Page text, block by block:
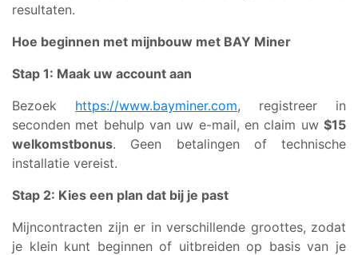
resultaten.
Hoe beginnen met mijnbouw met BAY Miner
Stap 1: Maak uw account aan
Bezoek https://www.bayminer.com, registreer in
seconden met behulp van uw e-mail, en claim uw $15
welkomstbonus. Geen betalingen of technische
installatie vereist.
Stap 2: Kies een plan dat bij je past
Mijncontracten zijn er in verschillende groottes, zodat
je klein kunt beginnen of uitbreiden op basis van je